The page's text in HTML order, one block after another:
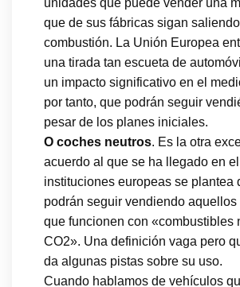
que de sus fábricas sigan
combustión. La Unión Europea
una tirada tan escueta de
un impacto significativo en el
por tanto, que podrán seguir
pesar de los planes iniciales.
O coches neutros. Es la otra
acuerdo al que se ha llegado en
instituciones europeas se plantea
podrán seguir vendiendo
que funcionen con «combustibles
CO2». Una definición vaga pero
da algunas pistas sobre su uso.
Cuando hablamos de vehículos